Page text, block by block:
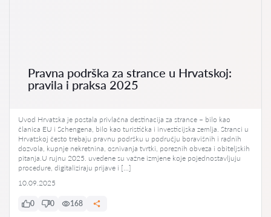
Pravna podrška za strance u Hrvatskoj:
pravila i praksa 2025
Uvod Hrvatska je postala privlačna destinacija za strance – bilo kao
članica EU i Schengena, bilo kao turistička i investicijska zemlja. Stranci u
Hrvatskoj često trebaju pravnu podršku u području boravišnih i radnih
dozvola, kupnje nekretnina, osnivanja tvrtki, poreznih obveza i obiteljskih
pitanja.U rujnu 2025. uvedene su važne izmjene koje pojednostavljuju
procedure, digitaliziraju prijave i […]
10.09.2025
0 0 168